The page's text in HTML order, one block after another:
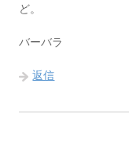
ど。
バーバラ
返信